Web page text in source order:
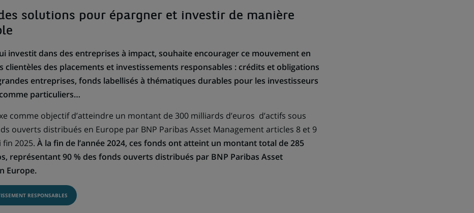
solutions pour épargner et investir de manière
investit dans des entreprises à impact, souhaite encourager ce mouvement en
clientèles des placements et investissements responsables : crédits et obligations
entreprises, fonds labellisés à thématiques durables pour les investisseurs
particuliers…
comme objectif d’atteindre un montant de 300 milliards d’euros d’actifs sous
ouverts distribués en Europe par BNP Paribas Asset Management articles 8 et 9
fin 2025. À la fin de l’année 2024, ces fonds ont atteint un montant total de 285
représentant 90 % des fonds ouverts distribués par BNP Paribas Asset
Europe.
RESPONSABLES